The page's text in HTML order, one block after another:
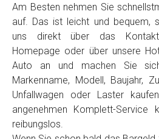
Am Besten nehmen Sie
auf. Das ist leicht und bequem,
uns direkt über das
Homepage oder über unsere
Auto an und machen Sie
Markenname, Modell, Baujahr,
Unfallwagen oder Laster
angenehmen Komplett-Service
reibungslos.